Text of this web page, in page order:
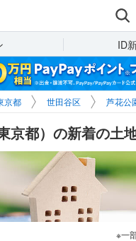
ID
京都 世田谷区 芦花公
京都）の新着の土
一